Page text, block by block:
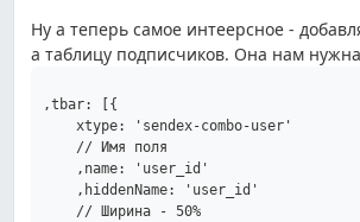
Ну а теперь самое интеерсное -
а таблицу подписчиков. Она нам
,tbar: [{
    xtype: 'sendex-combo-user'
    // Имя поля
    ,name: 'user_id'
    ,hiddenName: 'user_id'
    // Ширина - 50%